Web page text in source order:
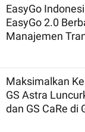
EasyGo
EasyGo 2.0
Manajemen
Maksimalkan
GS Astra
dan GS CaRe di